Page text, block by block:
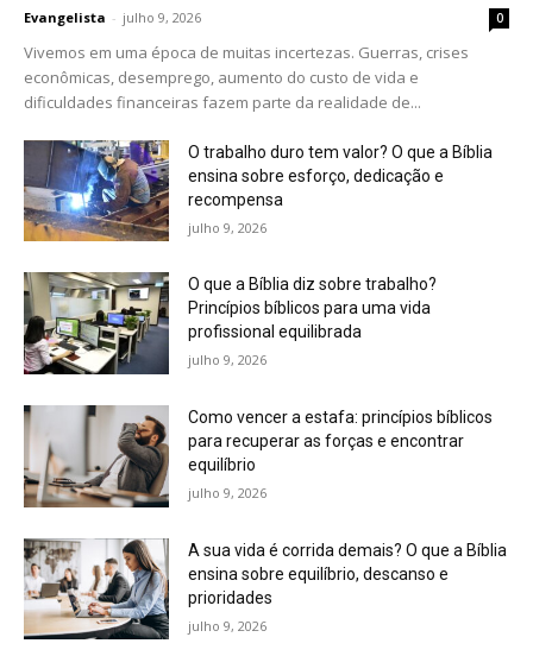
Evangelista - julho 9, 2026 0
Vivemos em uma época de muitas incertezas. Guerras, crises
econômicas, desemprego, aumento do custo de vida e
dificuldades financeiras fazem parte da realidade de...
O trabalho duro tem valor? O que a Bíblia
ensina sobre esforço, dedicação e
recompensa
julho 9, 2026
O que a Bíblia diz sobre trabalho?
Princípios bíblicos para uma vida
profissional equilibrada
julho 9, 2026
Como vencer a estafa: princípios bíblicos
para recuperar as forças e encontrar
equilíbrio
julho 9, 2026
A sua vida é corrida demais? O que a Bíblia
ensina sobre equilíbrio, descanso e
prioridades
julho 9, 2026